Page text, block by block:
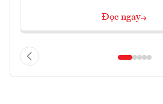
Đọc ngay